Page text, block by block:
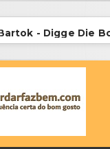
- Digge Die